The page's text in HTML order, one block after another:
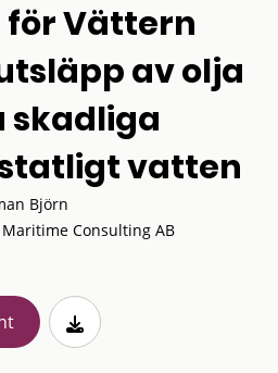
för Vättern
av olja
skadliga
vatten
Björn
Maritime Consulting AB